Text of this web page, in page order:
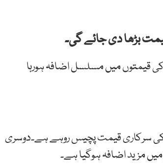
بڑھا دی جائے گی۔
قیمتوں میں مسلسل اضافہ ہورہا
وقت 14 روہے ہے، جبکہ نان کی سرکاری قیمت پچیس روہے ہے۔دوسری
مزید اضافہ ہوگیا ہے۔